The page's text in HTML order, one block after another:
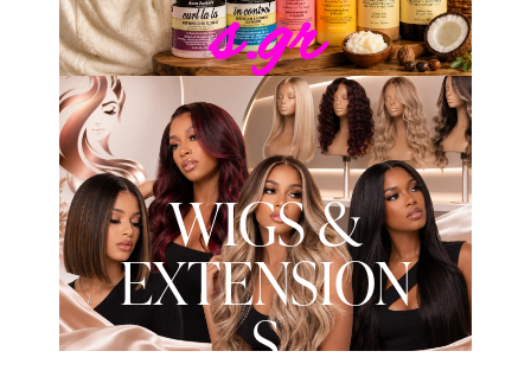
s.gr
WIGS &
EXTENSION
S